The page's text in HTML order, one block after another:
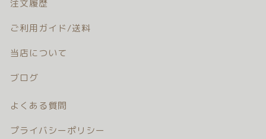
注文履歴
ご利用ガイド/送料
当店について
ブログ
よくある質問
プライバシーポリシー
ブログ
よくある質問